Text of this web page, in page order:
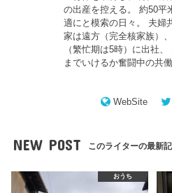
の出産を控える。 約50平
適にと模索の日々。 夫婦
家は遠方（完全核家族）
（繁忙期は5時）に出社
までいけるか奮闘中の共
WebSite
NEW POST このライターの最新
おうち